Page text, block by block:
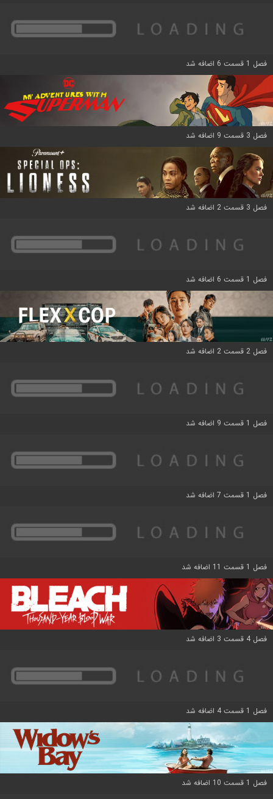
فصل 1 قسمت 6 اضافه شد
فصل 3 قسمت 9 اضافه شد
فصل 3 قسمت 2 اضافه شد
فصل 1 قسمت 6 اضافه شد
فصل 2 قسمت 2 اضافه شد
فصل 1 قسمت 9 اضافه شد
فصل 1 قسمت 7 اضافه شد
فصل 1 قسمت 11 اضافه شد
فصل 4 قسمت 3 اضافه شد
فصل 1 قسمت 4 اضافه شد
فصل 1 قسمت 10 اضافه شد